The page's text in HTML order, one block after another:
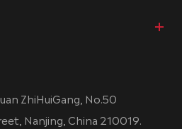
ZhiHuiGang, No.50
Nanjing, China 210019.